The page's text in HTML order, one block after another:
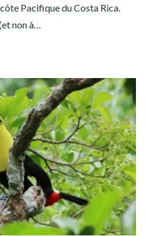
Pacifique du Costa Rica.
non à…